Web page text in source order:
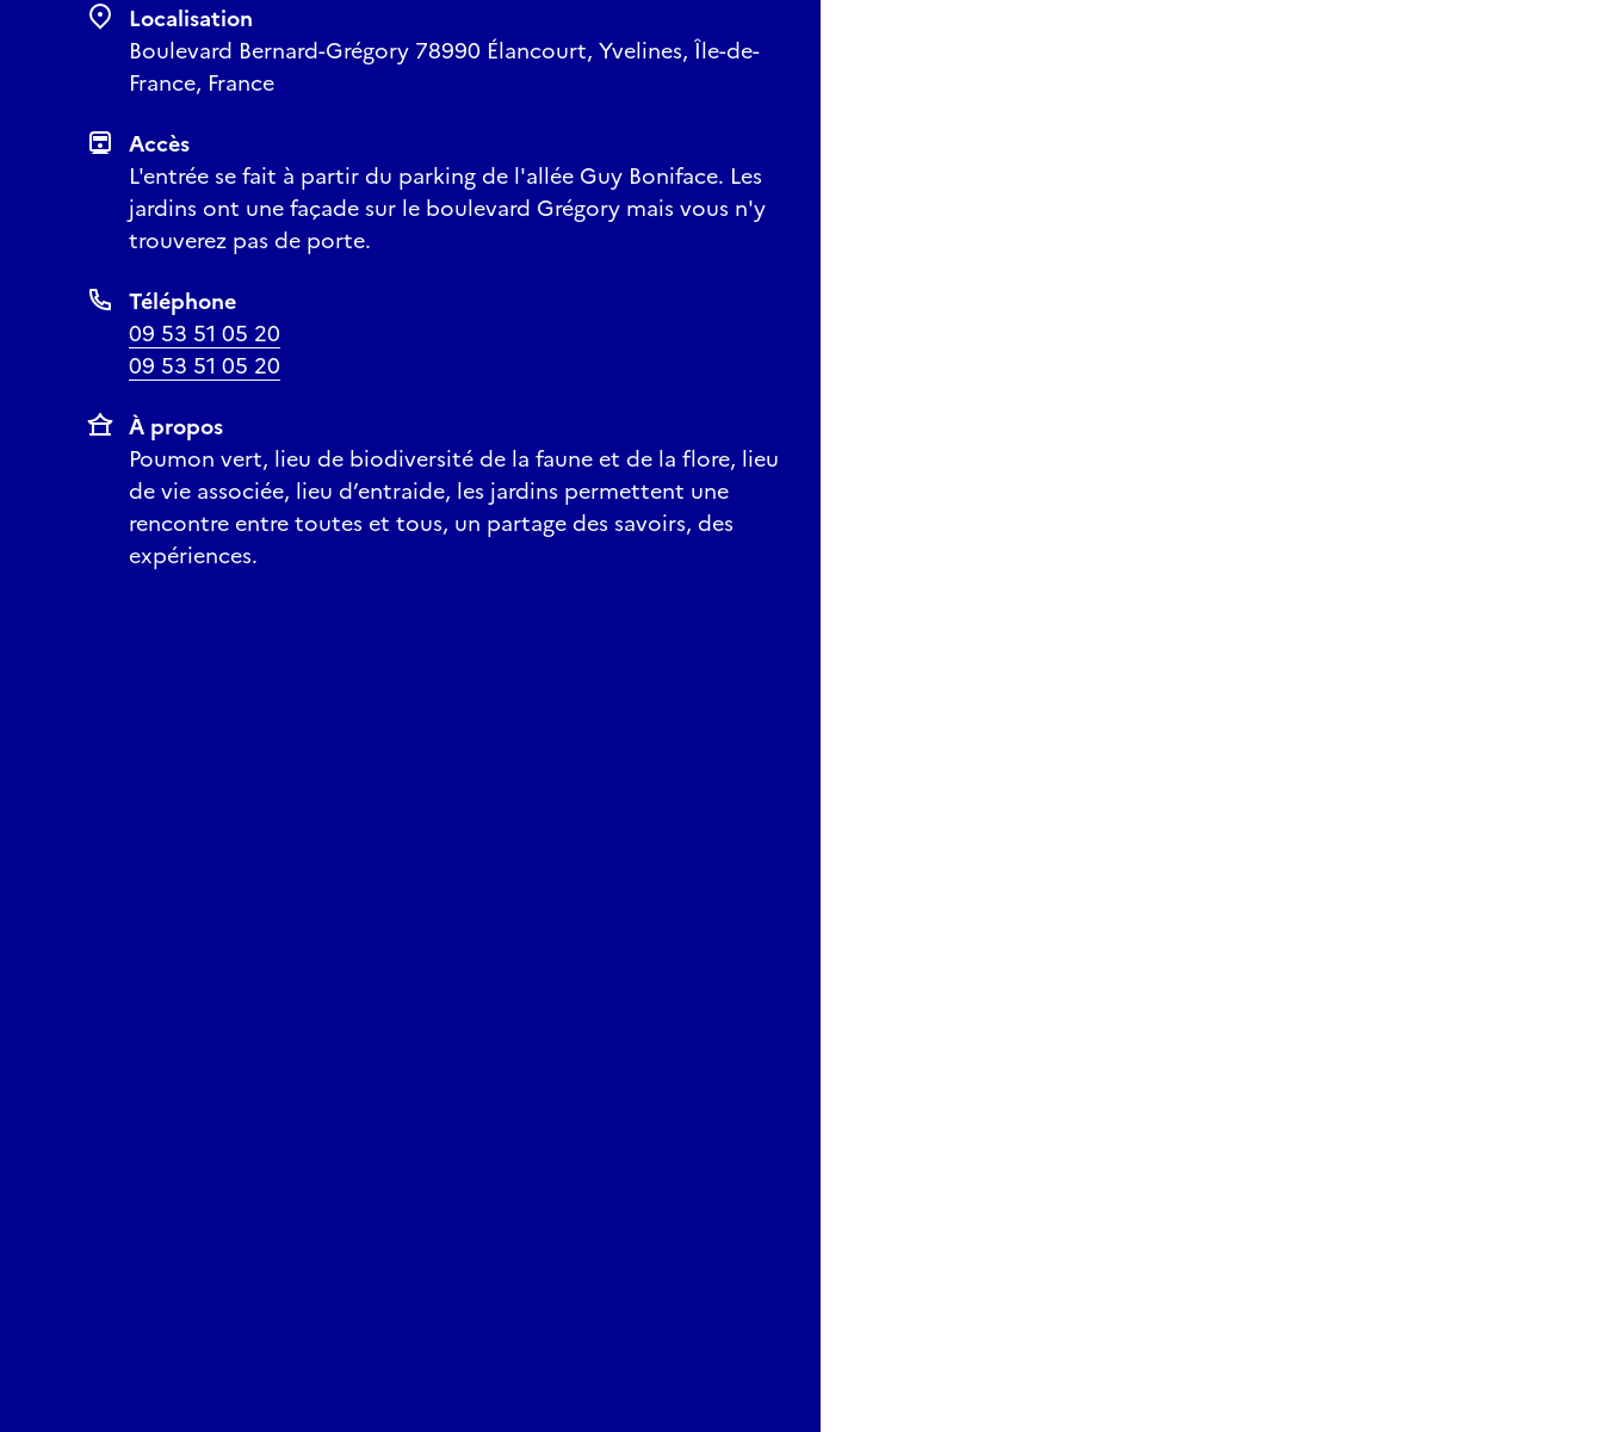
Localisation
Boulevard Bernard-Grégory 78990 Élancourt, Yvelines, Île-de-
France, France
Accès
L'entrée se fait à partir du parking de l'allée Guy Boniface. Les
jardins ont une façade sur le boulevard Grégory mais vous n'y
trouverez pas de porte.
Téléphone
09 53 51 05 20
09 53 51 05 20
À propos
Poumon vert, lieu de biodiversité de la faune et de la flore, lieu
de vie associée, lieu d’entraide, les jardins permettent une
rencontre entre toutes et tous, un partage des savoirs, des
expériences.